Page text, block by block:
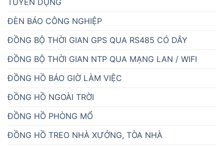
ĐÈN BÁO CÔNG NGHIỆP
ĐỒNG BỘ THỜI GIAN GPS QUA RS485 CÓ DÂY
ĐỒNG BỘ THỜI GIAN NTP QUA MẠNG LAN / WIFI
ĐỒNG HỒ BÁO GIỜ LÀM VIỆC
ĐỒNG HỒ NGOÀI TRỜI
ĐỒNG HỒ PHÒNG MỔ
ĐỒNG HỒ TREO NHÀ XƯỞNG, TÒA NHÀ